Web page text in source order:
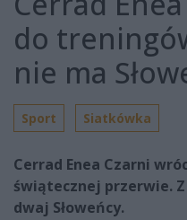
do
nie ma
Sport Siatkówka
Cerrad Enea Czarni
świątecznej przerwie.
dwaj Słoweńcy.